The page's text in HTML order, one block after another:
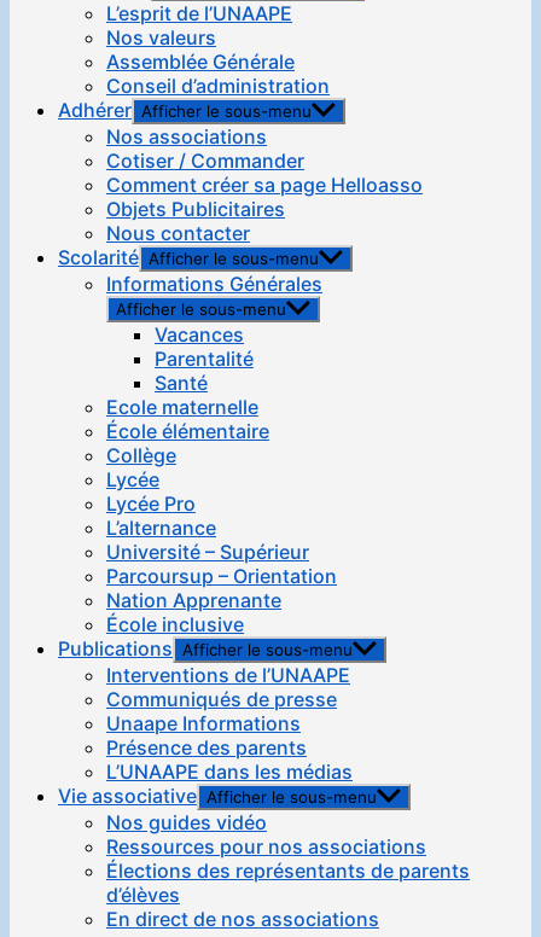
L’esprit de l’UNAAPE
Nos valeurs
Assemblée Générale
Conseil d’administration
Adhérer Afficher le sous-menu
Nos associations
Cotiser / Commander
Comment créer sa page Helloasso
Objets Publicitaires
Nous contacter
Scolarité Afficher le sous-menu
Informations Générales
Afficher le sous-menu
Vacances
Parentalité
Santé
Ecole maternelle
École élémentaire
Collège
Lycée
Lycée Pro
L’alternance
Université – Supérieur
Parcoursup – Orientation
Nation Apprenante
École inclusive
Publications Afficher le sous-menu
Interventions de l’UNAAPE
Communiqués de presse
Unaape Informations
Présence des parents
L’UNAAPE dans les médias
Vie associative Afficher le sous-menu
Nos guides vidéo
Ressources pour nos associations
Élections des représentants de parents
d’élèves
En direct de nos associations